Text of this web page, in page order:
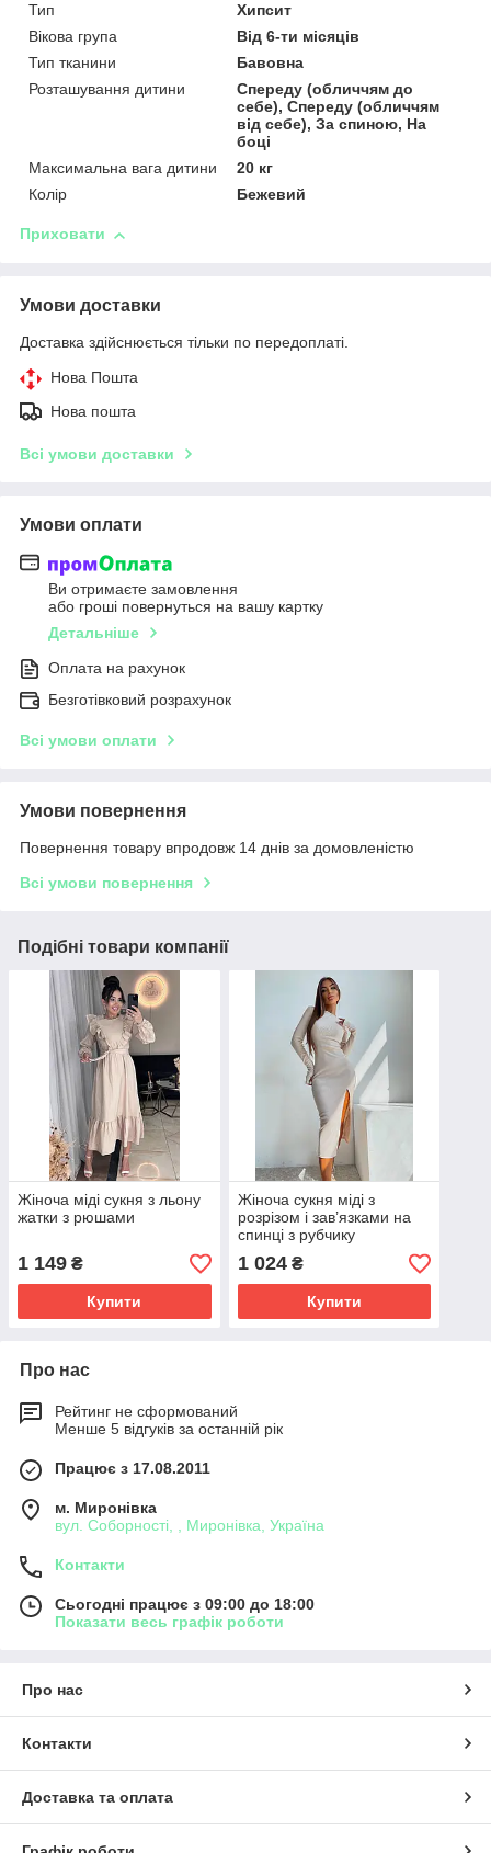
Тип
Хипсит
Вікова група
Від 6-ти місяців
Тип тканини
Бавовна
Розташування дитини
Спереду (обличчям до
себе), Спереду (обличчям
від себе), За спиною, На
боці
Максимальна вага дитини
20 кг
Колір
Бежевий
Приховати
Умови доставки
Доставка здійснюється тільки по передоплаті.
Нова Пошта
Нова пошта
Всі умови доставки
Умови оплати
Ви отримаєте замовлення
або гроші повернуться на вашу картку
Детальніше
Оплата на рахунок
Безготівковий розрахунок
Всі умови оплати
Умови повернення
Повернення товару впродовж 14 днів за домовленістю
Всі умови повернення
Подібні товари компанії
Жіноча міді сукня з льону
жатки з рюшами
1 149 ₴
Купити
Жіноча сукня міді з
розрізом і зав’язками на
спинці з рубчику
1 024₴
Купити
Про нас
Рейтинг не сформований
Менше 5 відгуків за останній рік
Працює з 17.08.2011
м. Миронівка
вул. Соборності, , Миронівка, Україна
Контакти
Сьогодні працює з 09:00 до 18:00
Показати весь графік роботи
Про нас
Контакти
Доставка та оплата